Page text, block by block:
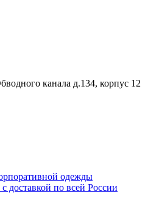
канала д.134, корпус 12